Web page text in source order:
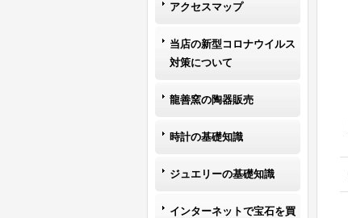
アクセスマップ
当店の新型コロナウイルス
対策について
龍善窯の陶器販売
時計の基礎知識
ジュエリーの基礎知識
インターネットで宝石を買